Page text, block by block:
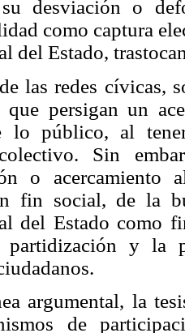
desviación o
como captura
del Estado,
las redes cívicas,
que persigan un
lo público, al
Sin
o acercamiento
fin social, de la
del Estado como
partidización y la
argumental, la
de